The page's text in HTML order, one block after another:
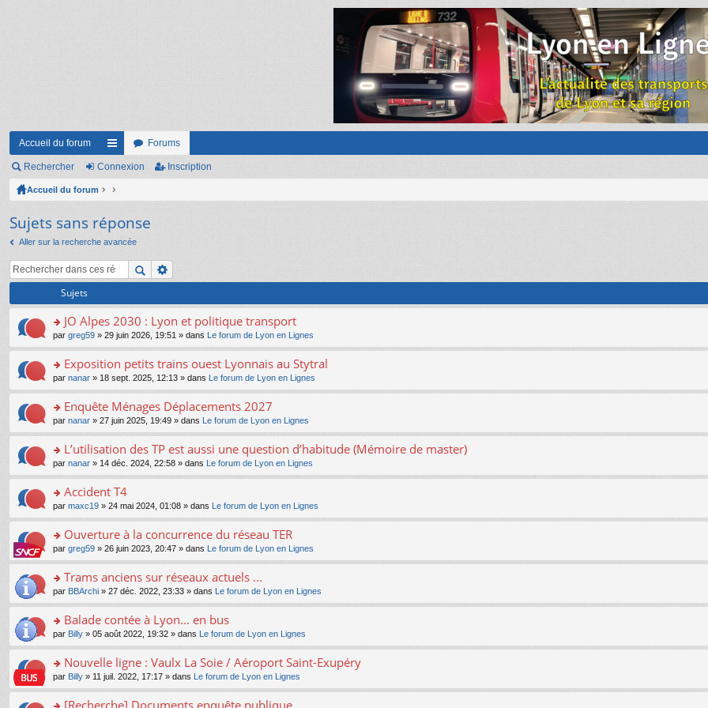
Accueil du forum
ac
co
ci
s
Forums
Rechercher Connexion Inscription
Accueil du forum
Sujets sans réponse
Aller sur la recherche avancée
Sujets
o
n
s
ult
er
le
m
e
s
a
g
e
n
n
le
pl
u
s
ré
c
e
nt
JO Alpes 2030 : Lyon et politique transport
par greg59 » 29 juin 2026, 19:51 » dans Le forum de Lyon en Lignes
o
n
s
ult
er
le
m
e
s
a
g
e
n
n
le
pl
u
s
ré
c
e
nt
Exposition petits trains ouest Lyonnais au Stytral
par nanar » 18 sept. 2025, 12:13 » dans Le forum de Lyon en Lignes
o
n
s
ult
er
le
m
e
s
a
g
e
n
n
le
pl
u
s
ré
c
e
nt
Enquête Ménages Déplacements 2027
par nanar » 27 juin 2025, 19:49 » dans Le forum de Lyon en Lignes
o
n
s
ult
er
le
m
e
s
a
g
e
n
n
le
pl
u
s
L’utilisation des TP est aussi une question d’habitude (Mémoire de master)
par nanar » 14 déc. 2024, 22:58 » dans Le forum de Lyon en Lignes
o
n
s
ult
er
le
m
e
s
a
g
e
n
n
Accident T4
par maxc19 » 24 mai 2024, 01:08 » dans Le forum de Lyon en Lignes
o
n
s
ult
er
le
m
e
s
a
g
e
n
Ouverture à la concurrence du réseau TER
par greg59 » 26 juin 2023, 20:47 » dans Le forum de Lyon en Lignes
o
n
s
ult
er
le
m
e
s
Trams anciens sur réseaux actuels ...
par BBArchi » 27 déc. 2022, 23:33 » dans Le forum de Lyon en Lignes
o
n
s
ult
er
le
m
Balade contée à Lyon... en bus
par Billy » 05 août 2022, 19:32 » dans Le forum de Lyon en Lignes
o
n
s
Nouvelle ligne : Vaulx La Soie / Aéroport Saint-Exupéry
par Billy » 11 juil. 2022, 17:17 » dans Le forum de Lyon en Lignes